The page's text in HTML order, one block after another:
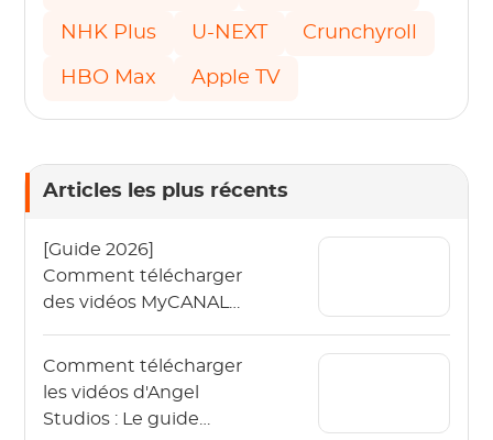
NHK Plus U-NEXT Crunchyroll
HBO Max Apple TV
Articles les plus récents
[Guide 2026]
Comment télécharger
des vidéos MyCANAL
Comment télécharger
les vidéos d'Angel
Studios : Le guide